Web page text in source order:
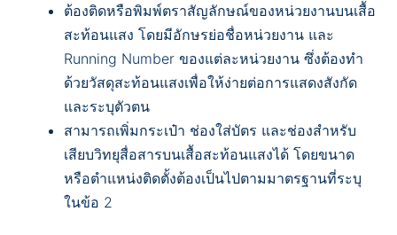
ต้องติดหรือพิมพ์ตราสัญลักษณ์ของหน่วยงานบนเสื้อ
สะท้อนแสง โดยมีอักษรย่อชื่อหน่วยงาน และ
Running Number ของแต่ละหน่วยงาน ซึ่งต้องทำ
ด้วยวัสดุสะท้อนแสงเพื่อให้ง่ายต่อการแสดงสังกัด
และระบุตัวตน
สามารถเพิ่มกระเป๋า ช่องใส่บัตร และช่องสำหรับ
เสียบวิทยุสื่อสารบนเสื้อสะท้อนแสงได้ โดยขนาด
หรือตำแหน่งติดตั้งต้องเป็นไปตามมาตรฐานที่ระบุ
ในข้อ 2